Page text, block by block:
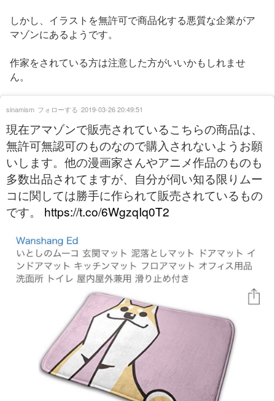
しかし、イラストを無許可で商品化する悪質な企業がア
マゾンにあるようです。
作家をされている方は注意した方がいいかもしれませ
ん。
現在アマゾンで販売されているこちらの商品は、
無許可無認可のものなので購入されないようお願
いします。他の漫画家さんやアニメ作品のものも
多数出品されてますが、自分が伺い知る限りムー
コに関しては勝手に作られて販売されているもの
です。 https://t.co/6WgzqIq0T2
sinamism フォローする 2019-03-26 20:49:51